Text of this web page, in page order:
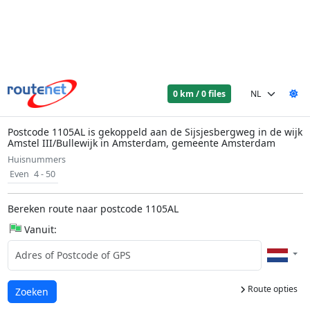
0 km / 0 files
Postcode 1105AL is gekoppeld aan de Sijsjesbergweg in de wijk
Amstel III/Bullewijk in Amsterdam, gemeente Amsterdam
Huisnummers
Even 4 - 50
Bereken route naar postcode 1105AL
Vanuit:
Route opties
Laden...
Zoeken